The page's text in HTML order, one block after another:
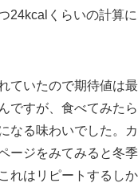
24kcalくらいの計算に
ていたので期待値は
ですが、食べてみた
なる味わいでした。
ージをみてみると冬
れはリピートするしか